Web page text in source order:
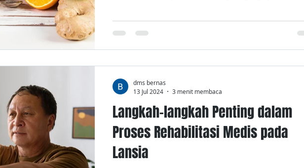
Langkah-langkah Penting dalam
Proses Rehabilitasi Medis pada
Lansia
dms bernas
13 Jul 2024
3 menit membaca